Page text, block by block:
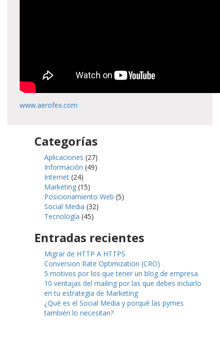
www.aerofex.com
Categorías
Aplicaciones (27)
Información (49)
Internet (24)
Marketing (15)
Posicionamiento Web (5)
Social Media (32)
Tecnología (45)
Entradas recientes
Migrar de HTTP A HTTPS
Conversion Rate Optimization (CRO)
5 motivos por los que tener un blog de empresa
10 ventajas del mailing por las que debes incluirlo
en tu estrategia de Marketing
¿Qué es el Social Media y porqué las pymes
también lo necesitan?